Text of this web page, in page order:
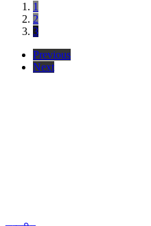
1
2
3
Previous
Next